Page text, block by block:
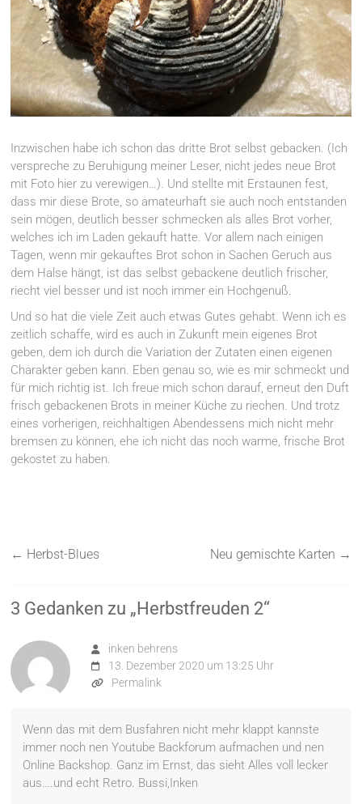
Inzwischen habe ich schon das dritte Brot selbst gebacken. (Ich
verspreche zu Beruhigung meiner Leser, nicht jedes neue Brot
mit Foto hier zu verewigen…). Und stellte mit Erstaunen fest,
dass mir diese Brote, so amateurhaft sie auch noch entstanden
sein mögen, deutlich besser schmecken als alles Brot vorher,
welches ich im Laden gekauft hatte. Vor allem nach einigen
Tagen, wenn mir gekauftes Brot schon in Sachen Geruch aus
dem Halse hängt, ist das selbst gebackene deutlich frischer,
riecht viel besser und ist noch immer ein Hochgenuß.
Und so hat die viele Zeit auch etwas Gutes gehabt. Wenn ich es
zeitlich schaffe, wird es auch in Zukunft mein eigenes Brot
geben, dem ich durch die Variation der Zutaten einen eigenen
Charakter geben kann. Eben genau so, wie es mir schmeckt und
für mich richtig ist. Ich freue mich schon darauf, erneut den Duft
frisch gebackenen Brots in meiner Küche zu riechen. Und trotz
eines vorherigen, reichhaltigen Abendessens mich nicht mehr
bremsen zu können, ehe ich nicht das noch warme, frische Brot
gekostet zu haben.
← Herbst-Blues Neu gemischte Karten →
3 Gedanken zu „Herbstfreuden 2“
inken behrens
13. Dezember 2020 um 13:25 Uhr
Permalink
Wenn das mit dem Busfahren nicht mehr klappt kannste
immer noch nen Youtube Backforum aufmachen und nen
Online Backshop. Ganz im Ernst, das sieht Alles voll lecker
aus….und echt Retro. Bussi,Inken